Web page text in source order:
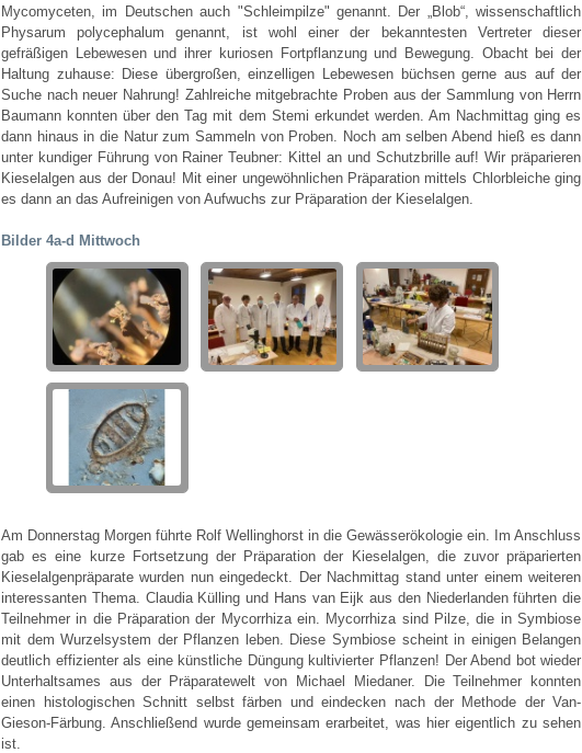
Mycomyceten, im Deutschen auch "Schleimpilze" genannt. Der „Blob“, wissenschaftlich
Physarum polycephalum genannt, ist wohl einer der bekanntesten Vertreter dieser
gefräßigen Lebewesen und ihrer kuriosen Fortpflanzung und Bewegung. Obacht bei der
Haltung zuhause: Diese übergroßen, einzelligen Lebewesen büchsen gerne aus auf der
Suche nach neuer Nahrung! Zahlreiche mitgebrachte Proben aus der Sammlung von Herrn
Baumann konnten über den Tag mit dem Stemi erkundet werden. Am Nachmittag ging es
dann hinaus in die Natur zum Sammeln von Proben. Noch am selben Abend hieß es dann
unter kundiger Führung von Rainer Teubner: Kittel an und Schutzbrille auf! Wir präparieren
Kieselalgen aus der Donau! Mit einer ungewöhnlichen Präparation mittels Chlorbleiche ging
es dann an das Aufreinigen von Aufwuchs zur Präparation der Kieselalgen.
Bilder 4a-d Mittwoch
Am Donnerstag Morgen führte Rolf Wellinghorst in die Gewässerökologie ein. Im Anschluss
gab es eine kurze Fortsetzung der Präparation der Kieselalgen, die zuvor präparierten
Kieselalgenpräparate wurden nun eingedeckt. Der Nachmittag stand unter einem weiteren
interessanten Thema. Claudia Külling und Hans van Eijk aus den Niederlanden führten die
Teilnehmer in die Präparation der Mycorrhiza ein. Mycorrhiza sind Pilze, die in Symbiose
mit dem Wurzelsystem der Pflanzen leben. Diese Symbiose scheint in einigen Belangen
deutlich effizienter als eine künstliche Düngung kultivierter Pflanzen! Der Abend bot wieder
Unterhaltsames aus der Präparatewelt von Michael Miedaner. Die Teilnehmer konnten
einen histologischen Schnitt selbst färben und eindecken nach der Methode der Van-
Gieson-Färbung. Anschließend wurde gemeinsam erarbeitet, was hier eigentlich zu sehen
ist.